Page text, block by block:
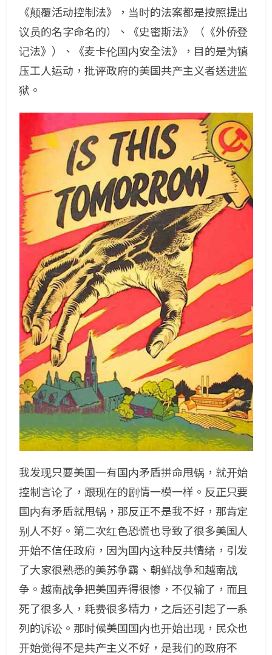
《颠覆活动控制法》，当时的法案都是按照提出
议员的名字命名的）、《史密斯法》（《外侨登
记法》）、《麦卡伦国内安全法》，目的是为镇
压工人运动，批评政府的美国共产主义者送进监
狱。
我发现只要美国一有国内矛盾拼命甩锅，就开始
控制言论了，跟现在的剧情一模一样。反正只要
国内有矛盾就甩锅，那反正不是我不好，那肯定
别人不好。第二次红色恐慌也导致了很多美国人
开始不信任政府，因为国内这种反共情绪，引发
了大家很熟悉的美苏争霸、朝鲜战争和越南战
争。越南战争把美国弄得很惨，不仅输了，而且
死了很多人，耗费很多精力，之后还引起了一系
列的诉讼。那时候美国国内也开始出现，民众也
开始觉得不是共产主义不好，是我们的政府不